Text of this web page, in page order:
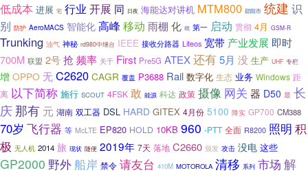
低成本 进展 宅 行业 开展 同 日夜 海能达对讲机 MTM800 邵阳市 统建 识
别 防护 AeroMACS 智能化高峰 移动 雨棚 化 概 第一 启动 贯彻 4月 GSM-R
Trunking 油气 神秘 rd980中继台 IEEE 接收分路器 Liteos 宽带 产业发展 即时
700M 联盟 2号抢 频率 关于 First Pre5G ATEX还有5月 没 生产 UHF 专栏
增 OPPO 无C2620 CAGR 覆盖 P3688 Rail 数字化 生态 业务 Windows 距
离 以下简称 施行 SCOUT 4FSK 敢 能源 科达 政策 摄像 网关 器 D50 最 长
庆那有 元 湖南 双工器 DSL HARD GITEX 4月份 5100 降实 GP700 CM388
70岁 飞行器 等 McLTE EP820 HOLD 10KB 960 -PTT 全面 R8200 照明 积
极 无人机 2014 旅 现状 随便 2019年 7天 落地 C2660 颁发 攻击 没电 这些
GP2000 野外船岸 禁令 请友台 410M MOTOROLA 清移 系列 市场 解